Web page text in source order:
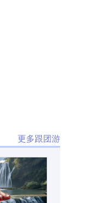
更多跟团游